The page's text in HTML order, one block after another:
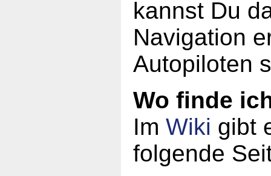
kannst Du
Navigation
Autopiloten
Wo finde
Im Wiki gibt
folgende